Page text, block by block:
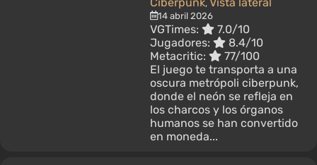
,
14 abril 2026
VGTimes:
7.0/10
Jugadores:
8.4/10
Metacritic:
77/100
El juego te transporta a una
oscura metrópoli ciberpunk,
donde el neón se refleja en
los charcos y los órganos
humanos se han convertido
en moneda...